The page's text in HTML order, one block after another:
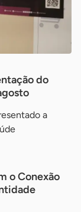
do
a
o Conexão